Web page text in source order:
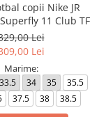
copii Nike JR
11 Club TF
Lei
Lei
Marime:
33.5 34 35
35.5
37.5 38 38.5